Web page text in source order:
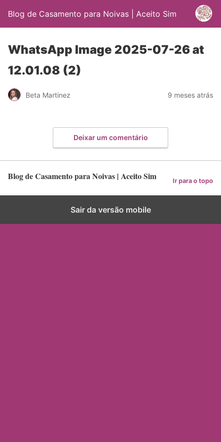
Blog de Casamento para Noivas | Aceito Sim
WhatsApp Image 2025-07-26 at
12.01.08 (2)
Beta Martinez 9 meses atrás
Deixar um comentário
Blog de Casamento para Noivas | Aceito Sim Ir para o topo
Sair da versão mobile